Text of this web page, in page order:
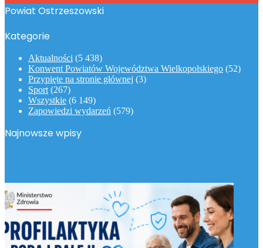
Powiat Ostrzeszowski
Kategorie
Aktualności (5 438)
Konwent Powiatów Województwa Wielkopolskiego (52)
Przypięte na stronie głównej (3)
Sport (267)
Wszystkie (6 149)
Zapowiedzi wydarzeń (579)
Najnowsze wpisy